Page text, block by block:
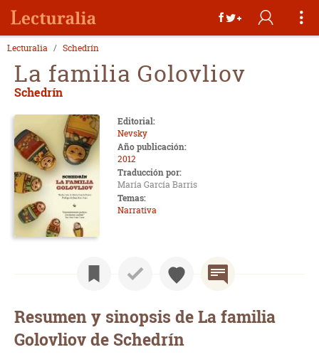
Lecturalia Schedrín
La familia Golovliov
Schedrín
Editorial:
Nevsky
Año publicación:
2012
Traducción por:
María García Barris
Temas:
Narrativa
Resumen y sinopsis de La familia
Golovliov de Schedrín